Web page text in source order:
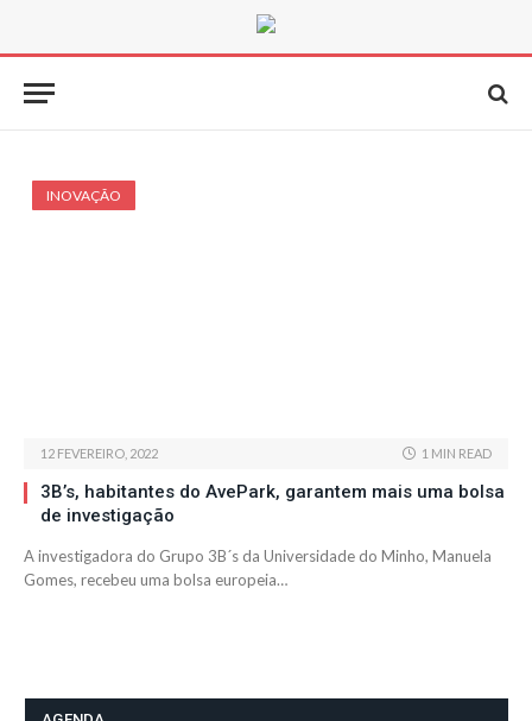
INOVAÇÃO
12 FEVEREIRO, 2022 1 MIN READ
3B’s, habitantes do AvePark, garantem mais uma bolsa
de investigação
A investigadora do Grupo 3B´s da Universidade do Minho, Manuela
Gomes, recebeu uma bolsa europeia…